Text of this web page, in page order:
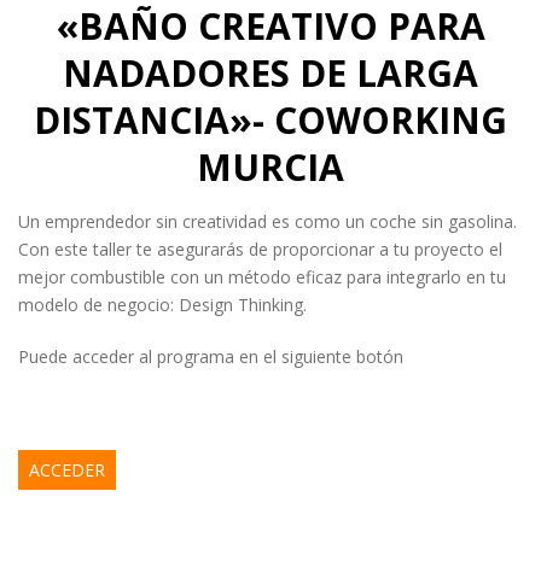
«BAÑO CREATIVO PARA
NADADORES DE LARGA
DISTANCIA»- COWORKING
MURCIA
Un emprendedor sin creatividad es como un coche sin gasolina.
Con este taller te asegurarás de proporcionar a tu proyecto el
mejor combustible con un método eficaz para integrarlo en tu
modelo de negocio: Design Thinking.
Puede acceder al programa en el siguiente botón
ACCEDER